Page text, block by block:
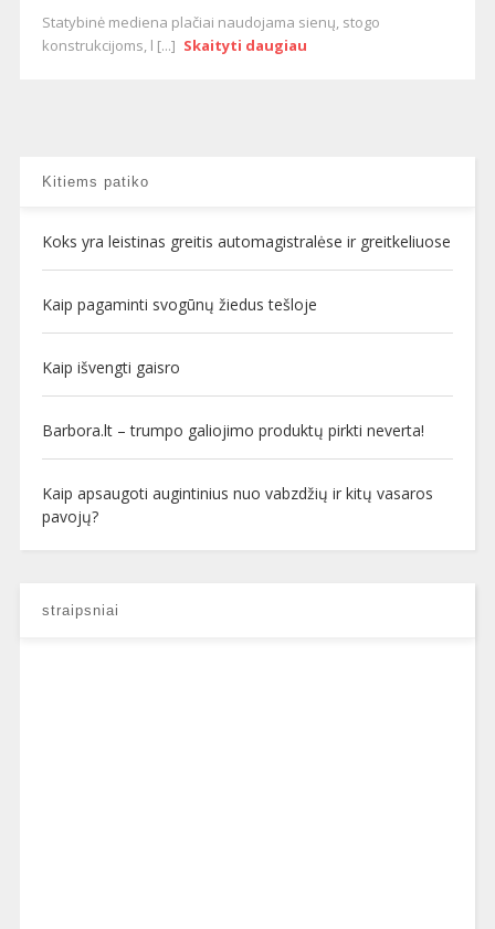
Statybinė mediena plačiai naudojama sienų, stogo
konstrukcijoms, l [...] Skaityti daugiau
Kitiems patiko
Koks yra leistinas greitis automagistralėse ir greitkeliuose
Kaip pagaminti svogūnų žiedus tešloje
Kaip išvengti gaisro
Barbora.lt – trumpo galiojimo produktų pirkti neverta!
Kaip apsaugoti augintinius nuo vabzdžių ir kitų vasaros
pavojų?
straipsniai